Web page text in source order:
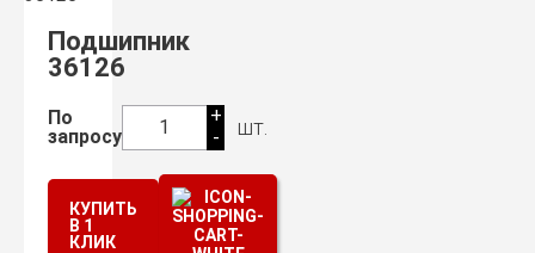
Подшипник
36126
По
запросу
1
+
-
шт.
КУПИТЬ
В 1
КЛИК